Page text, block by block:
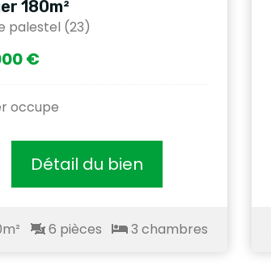
180m²
palestel (23)
€
occupe
Détail du bien
6 pièces 3 chambres